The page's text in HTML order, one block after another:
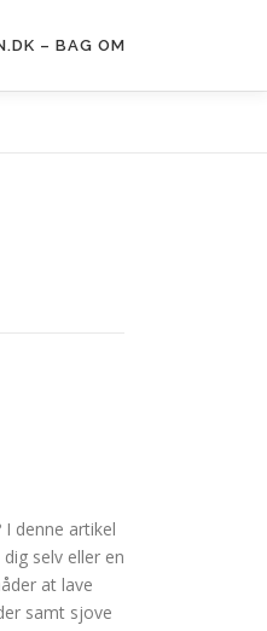
– BAG OM
denne artikel
selv eller en
at lave
samt sjove